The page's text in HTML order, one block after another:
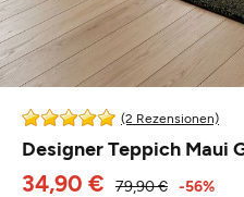
(2 Rezensionen)
Designer Teppich Maui
34,90 € 79,90 € -56%